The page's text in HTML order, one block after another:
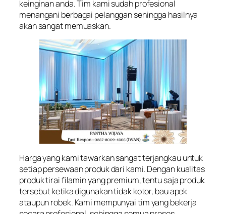
keinginan anda. Tim kami sudah profesional
menangani berbagai pelanggan sehingga hasilnya
akan sangat memuaskan.
Harga yang kami tawarkan sangat terjangkau untuk
setiap persewaan produk dari kami. Dengan kualitas
produk tirai filamin yang premium, tentu saja produk
tersebut ketika digunakan tidak kotor, bau apek
ataupun robek. Kami mempunyai tim yang bekerja